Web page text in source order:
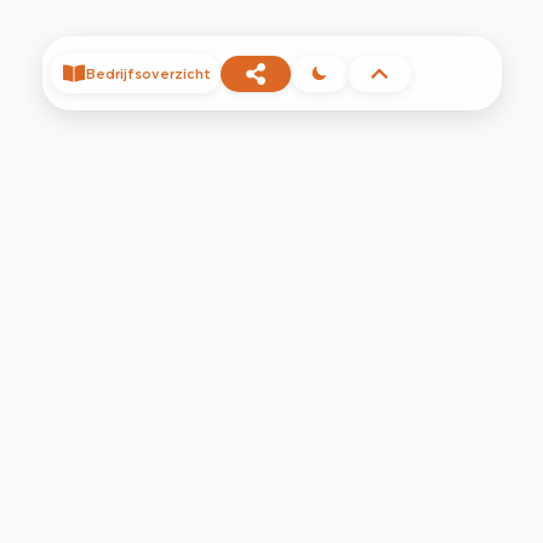
Bedrijfsoverzicht